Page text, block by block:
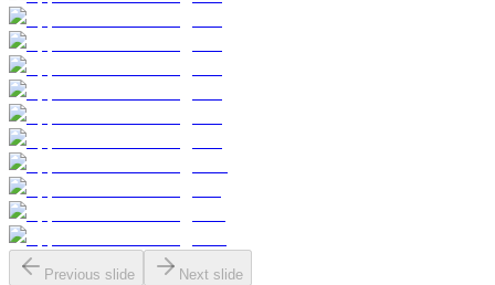
Previous slide Next slide